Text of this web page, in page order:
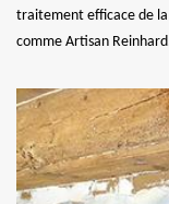
traitement efficace de la
comme Artisan